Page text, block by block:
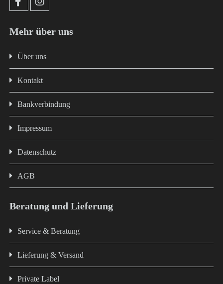
Mehr über uns
Über uns
Kontakt
Bankverbindung
Impressum
Datenschutz
AGB
Beratung und Lieferung
Service & Beratung
Lieferung & Versand
Private Label